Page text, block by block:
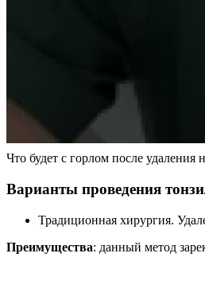
Что будет с горлом после
Варианты проведения
Традиционная хирургия.
Преимущества: данный метод